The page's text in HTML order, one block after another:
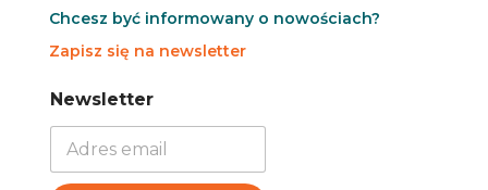
Chcesz być informowany o nowościach?
Zapisz się na newsletter
N
N
Newsletter